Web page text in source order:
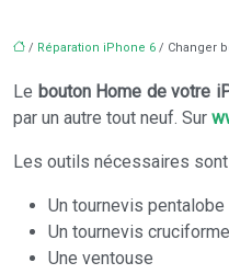
/ Réparation iPhone 6 / Changer
Le bouton Home de votre
par un autre tout neuf. Sur
Les outils nécessaires sont
Un tournevis pentalobe
Un tournevis cruciforme
Une ventouse